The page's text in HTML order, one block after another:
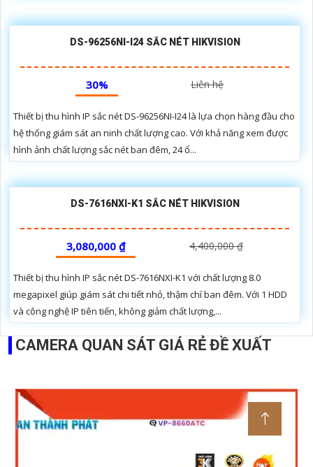
DS-96256NI-I24 SẮC NÉT HIKVISION
30% Liên hệ
Thiết bị thu hình IP sắc nét DS-96256NI-I24 là lựa chọn hàng đầu cho
hệ thống giám sát an ninh chất lượng cao. Với khả năng xem được
hình ảnh chất lượng sắc nét ban đêm, 24 ổ...
DS-7616NXI-K1 SẮC NÉT HIKVISION
3,080,000 ₫ 4,400,000 ₫
Thiết bị thu hình IP sắc nét DS-7616NXI-K1 với chất lượng 8.0
megapixel giúp giám sát chi tiết nhỏ, thậm chí ban đêm. Với 1 HDD
và công nghệ IP tiên tiến, không giảm chất lượng,...
CAMERA QUAN SÁT GIÁ RẺ ĐỀ XUẤT